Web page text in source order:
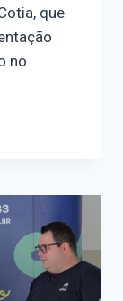
que
no